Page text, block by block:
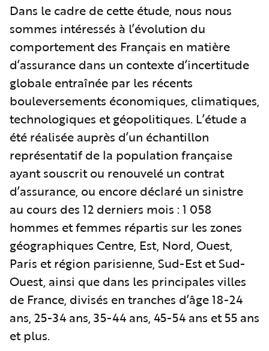
Dans le cadre de cette étude, nous nous
sommes intéressés à l’évolution du
comportement des Français en matière
d’assurance dans un contexte d’incertitude
globale entraînée par les récents
bouleversements économiques, climatiques,
technologiques et géopolitiques. L’étude a
été réalisée auprès d’un échantillon
représentatif de la population française
ayant souscrit ou renouvelé un contrat
d’assurance, ou encore déclaré un sinistre
au cours des 12 derniers mois : 1 058
hommes et femmes répartis sur les zones
géographiques Centre, Est, Nord, Ouest,
Paris et région parisienne, Sud-Est et Sud-
Ouest, ainsi que dans les principales villes
de France, divisés en tranches d’âge 18-24
ans, 25-34 ans, 35-44 ans, 45-54 ans et 55 ans
et plus.